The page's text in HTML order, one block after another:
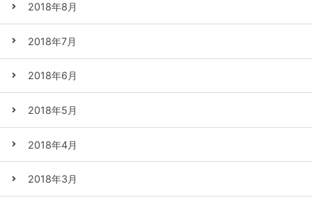
2018年8月
2018年7月
2018年6月
2018年5月
2018年4月
2018年3月